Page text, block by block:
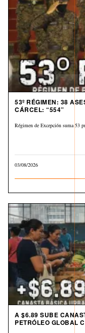
53º RÉGIMEN: 38
CÁRCEL: “554”
Régimen de Excepción suma 53
03/08/2026
A $6.89 SUBE
PETRÓLEO GLOBAL